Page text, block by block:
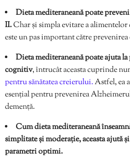
Dieta mediteraneană poate
II.Char și simpla evitare a alimentelor
este un pas important către
Dieta mediteraneană poate ajuta
cognitiv, întrucât aceasta cuprinde
pentru sănătatea creierului.Astfel, ea
esențial pentru prevenirea
demență.
Cum dieta mediteraneană
simplitate și moderație, aceasta ajută
parametri optimi.